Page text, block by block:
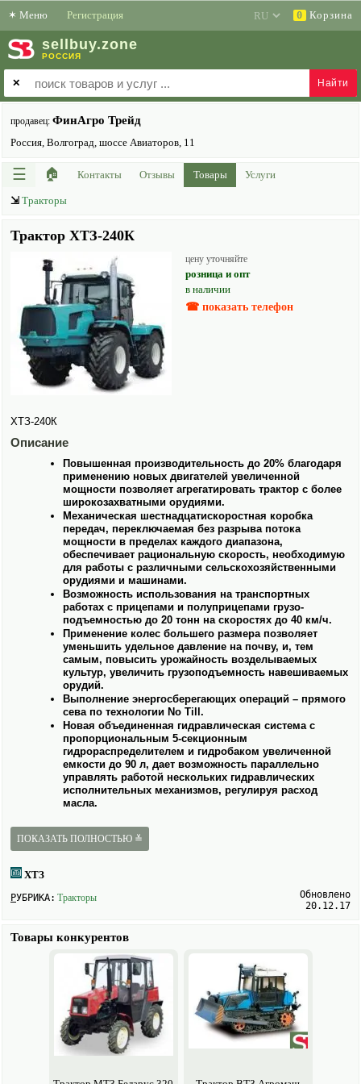
✶ Меню Регистрация 0 Корзина
sell buy.zone
РОССИЯ
✕
продавец: ФинАгро Трейд
Россия, Волгоград, шоссе Авиаторов, 11
☰ 🏠 Контакты Отзывы Товары Услуги
⇲ Тракторы
Трактор ХТЗ-240К
цену уточняйте
розница и опт
в наличии
☎ показать телефон
ХТЗ-240К
Описание
Повышенная производительность до 20% благодаря
применению новых двигателей увеличенной
мощности позволяет агрегатировать трактор с более
широкозахватными орудиями.
Механическая шестнадцатискоростная коробка
передач, переключаемая без разрыва потока
мощности в пределах каждого диапазона,
обеспечивает рациональную скорость, необходимую
для работы с различными сельско­хозяйственными
орудиями и машинами.
Возможность исполь­зования на транспортных
работах с прицепами и полуприцепами грузо­
подъемностью до 20 тонн на скоростях до 40 км/ч.
Применение колес большего размера позволяет
уменьшить удельное давление на почву, и, тем
самым, повысить урожайность возделываемых
культур, увеличить грузо­подъемность навешиваемых
орудий.
Выполнение энергосберегающих операций – прямого
сева по технологии No Till.
Новая объединенная гидравлическая система с
пропорциональным 5-секционным
гидрораспределителем и гидробаком увеличенной
емкости до 90 л, дает возможность параллельно
управлять работой нескольких гидравлических
исполнительных механизмов, регулируя расход
масла.
ОПЦИИ:
Бульдозерное обору­дование
Преимущества:
работу с высоко производительными с/х орудиями –
посевными комплексами, скоростными
культиваторами, дискаторами и т.п.
Выбор двигателя по желанию заказчика (ЯМЗ или
ММЗ)
Кабина повышенной комфортности и с улучшенной
обзорностью
Модернизированная КПП
Шины увеличенного размера
ПОКАЗАТЬ ПОЛНОСТЬЮ ≚
ХТЗ
РУБРИКА: Тракторы
Обновлено
20.12.17
Товары конкурентов